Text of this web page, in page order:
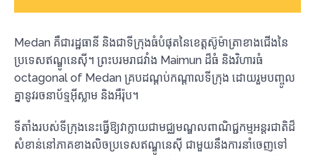
Medan គឺជារដ្ឋធានី និងជាទីក្រុងធំបំផុតនៃខេត្តស៊ូម៉ាត្រាខាងជើងនៃ
ប្រទេសឥណ្ឌូនេស៊ី។ ព្រះបរមរាជវាំង Maimun ដ៏ធំ និងវិហារធំ
octagonal of Medan គ្របដណ្តប់កណ្តាលទីក្រុង ដោយរួមបញ្ចូល
គ្នានូវរចនាប័ទ្មអ៊ីស្លាម និងអឺរ៉ុប។
ទីតាំងរបស់ទីក្រុងនេះធ្វើឱ្យវាក្លាយជាមជ្ឈមណ្ឌលពាណិជ្ជកម្មអន្តរជាតិដ៏
សំខាន់នៅភាគខាងលិចប្រទេសឥណ្ឌូនេស៊ី ជាមួយនឹងការនាំចេញទៅ